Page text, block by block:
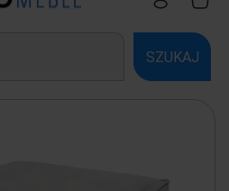
SZUKAJ